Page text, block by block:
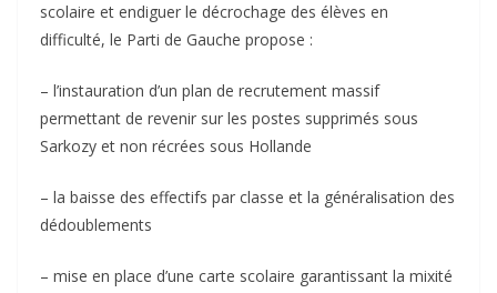
scolaire et endiguer le décrochage des élèves en
difficulté, le Parti de Gauche propose :
– l’instauration d’un plan de recrutement massif
permettant de revenir sur les postes supprimés sous
Sarkozy et non récrées sous Hollande
– la baisse des effectifs par classe et la généralisation des
dédoublements
– mise en place d’une carte scolaire garantissant la mixité